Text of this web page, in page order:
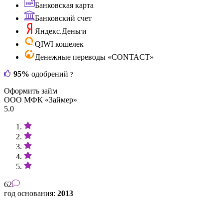
Банковская карта
Банковский счет
Яндекс.Деньги
QIWI кошелек
Денежные переводы «CONTACT»
95% одобрений ?
Оформить займ
ООО МФК «Займер»
5.0
62
год основания: 2013